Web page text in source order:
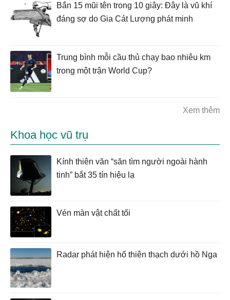
Bắn 15 mũi tên trong 10 giây: Đây là vũ khí
đáng sợ do Gia Cát Lượng phát minh
Trung bình mỗi cầu thủ chạy bao nhiêu km
trong một trận World Cup?
Xem thêm
Khoa học vũ trụ
Kính thiên văn “săn tìm người ngoài hành
tinh” bắt 35 tín hiệu lạ
Vén màn vật chất tối
Radar phát hiện hố thiên thạch dưới hồ Nga